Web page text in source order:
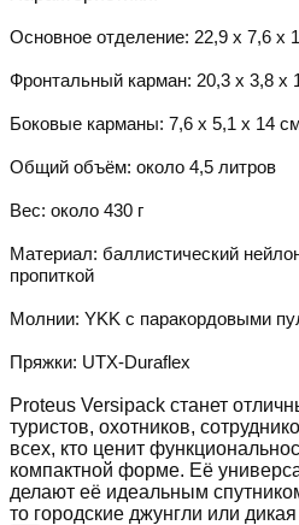
Основное отделение: 22,9 x 7,6 x
Фронтальный карман: 20,3 x 3,8 x
Боковые карманы: 7,6 x 5,1 x 14
Общий объём: около 4,5 литров
Вес: около 430 г
Материал: баллистический
пропиткой
Молнии: YKK с паракордовыми
Пряжки: UTX-Duraflex
Proteus Versipack станет
туристов, охотников,
всех, кто ценит
компактной форме. Её
делают её идеальным
то городские джунгли или